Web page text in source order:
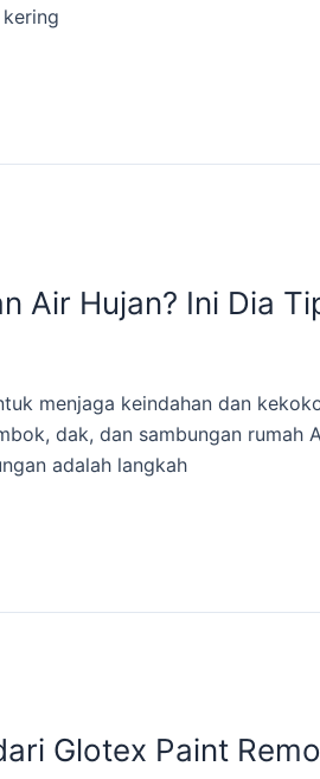
Air Hujan? Ini Dia
menjaga keindahan dan
dak, dan sambungan rumah
adalah langkah
Glotex Paint